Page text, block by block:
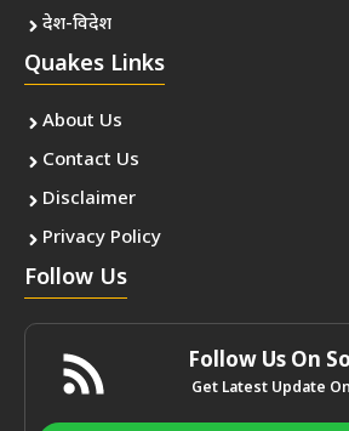
देश-विदेश
Quakes Links
About Us
Contact Us
Disclaimer
Privacy Policy
Follow Us
Follow Us On
Get Latest Update